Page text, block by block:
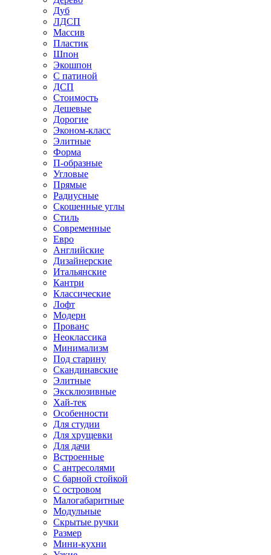
Дуб
ЛДСП
Массив
Пластик
Шпон
Экошпон
С патиной
ДСП
Стоимость
Дешевые
Дорогие
Эконом-класс
Элитные
Форма
П-образные
Угловые
Прямые
Радиусные
Скошенные углы
Стиль
Современные
Евро
Английские
Дизайнерские
Итальянские
Кантри
Классические
Лофт
Модерн
Прованс
Неоклассика
Минимализм
Под старину
Скандинавские
Элитные
Эксклюзивные
Хай-тек
Особенности
Для студии
Для хрущевки
Для дачи
Встроенные
С антресолями
С барной стойкой
С островом
Малогабаритные
Модульные
Скрытые ручки
Размер
Мини-кухни